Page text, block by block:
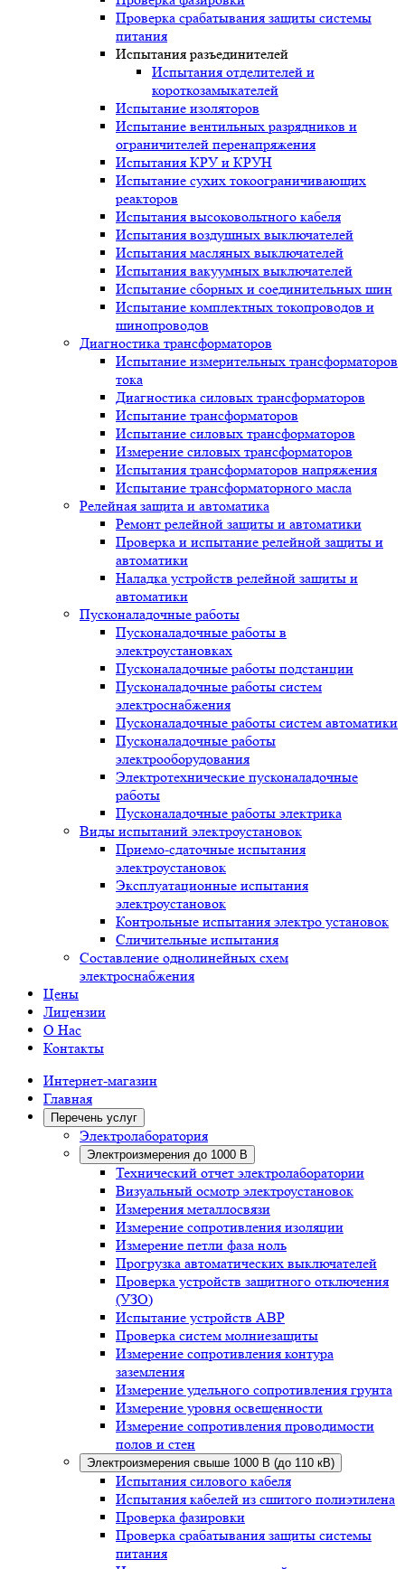
Проверка срабатывания защиты системы
питания
Испытания разъединителей
Испытания отделителей и
короткозамыкателей
Испытание изоляторов
Испытание вентильных разрядников и
ограничителей перенапряжения
Испытания КРУ и КРУН
Испытание сухих токоограничивающих
реакторов
Испытания высоковольтного кабеля
Испытания воздушных выключателей
Испытания масляных выключателей
Испытания вакуумных выключателей
Испытание сборных и соединительных шин
Испытание комплектных токопроводов и
шинопроводов
Диагностика трансформаторов
Испытание измерительных трансформаторов
тока
Диагностика силовых трансформаторов
Испытание трансформаторов
Испытание силовых трансформаторов
Измерение силовых трансформаторов
Испытания трансформаторов напряжения
Испытание трансформаторного масла
Релейная защита и автоматика
Ремонт релейной защиты и автоматики
Проверка и испытание релейной защиты и
автоматики
Наладка устройств релейной защиты и
автоматики
Пусконаладочные работы
Пусконаладочные работы в
электроустановках
Пусконаладочные работы подстанции
Пусконаладочные работы систем
электроснабжения
Пусконаладочные работы систем автоматики
Пусконаладочные работы
электрооборудования
Электротехнические пусконаладочные
работы
Пусконаладочные работы электрика
Виды испытаний электроустановок
Приемо-сдаточные испытания
электроустановок
Эксплуатационные испытания
электроустановок
Контрольные испытания электро установок
Сличительные испытания
Составление однолинейных схем
электроснабжения
Цены
Лицензии
О Нас
Контакты
Интернет-магазин
Главная
Перечень услуг
Электролаборатория
Электроизмерения до 1000 В
Технический отчет электролаборатории
Визуальный осмотр электроустановок
Измерения металлосвязи
Измерение сопротивления изоляции
Измерение петли фаза ноль
Прогрузка автоматических выключателей
Проверка устройств защитного отключения
(УЗО)
Испытание устройств АВР
Проверка систем молниезащиты
Измерение сопротивления контура
заземления
Измерение удельного сопротивления грунта
Измерение уровня освещенности
Измерение сопротивления проводимости
полов и стен
Электроизмерения свыше 1000 В (до 110 кВ)
Испытания силового кабеля
Испытания кабелей из сшитого полиэтилена
Проверка фазировки
Проверка срабатывания защиты системы
питания